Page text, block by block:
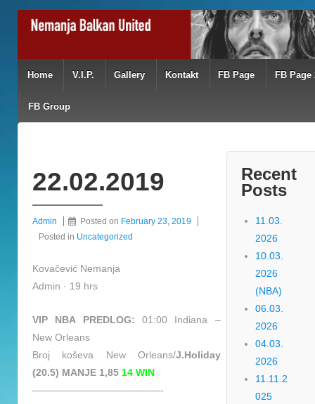
Home V.I.P. Gallery Kontakt FB Page FB Page
FB Group
22.02.2019
Admin Posted on February 23, 2019
Posted in Uncategorized
Kovačević Nemanja
Admin · 19 hrs
VIP NBA PREDLOG: 01:00 Indiana –
New Orleans
Broj koševa New Orleans/J.Holiday
(20.5) MANJE 1,85 14 WIN
—————————————-
Recent
Posts
11.03.
2026
10.03.
2026
(NBA)
06.03.
2026
04.03.
2026
11.11.2
025